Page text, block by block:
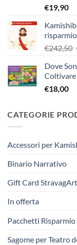
€19,90
€242,50
Dove
Coltivare
€18,00
CATEGORIE
Accessori per
Binario Narrativo
Gift Card
In offerta
Pacchetti
Sagome per Teatro